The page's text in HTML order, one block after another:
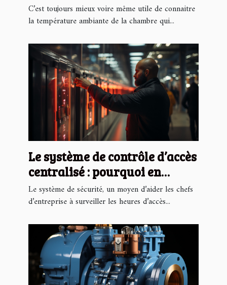
C’est toujours mieux voire même utile de connaitre
la température ambiante de la chambre qui...
Le système de contrôle d’accès
centralisé : pourquoi en
avoir ?
Le système de sécurité, un moyen d’aider les chefs
d’entreprise à surveiller les heures d’accès...